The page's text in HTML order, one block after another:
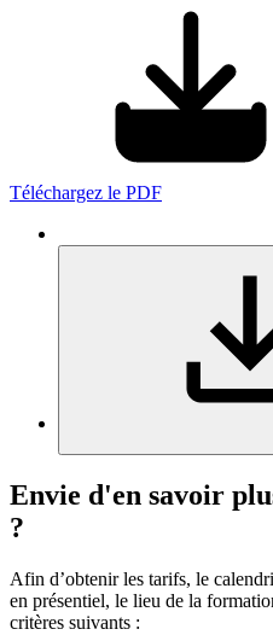
Téléchargez le PDF
Envie d'en savoir
?
Afin d’obtenir les tarifs, le
en présentiel, le lieu de la
critères suivants :